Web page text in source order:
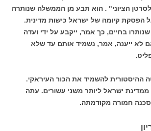
הציוני" . הוא תבע מן הממשלה שנותרה
הפסקת קיומה של ישראל כישות מדינית.
בחיים, כך אמר, ייקבע על ידי ועדה
לא ייענה, אמר, נשמיד אותם עד שלא
ההיסטורית להשמיד את הכור העיראקי.
ישראל ליותר משני עשורים. עתה
חמורה מקודמתה.